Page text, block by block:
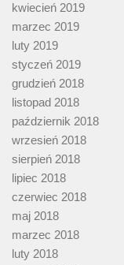
kwiecień 2019
marzec 2019
luty 2019
styczeń 2019
grudzień 2018
listopad 2018
październik 2018
wrzesień 2018
sierpień 2018
lipiec 2018
czerwiec 2018
maj 2018
marzec 2018
luty 2018